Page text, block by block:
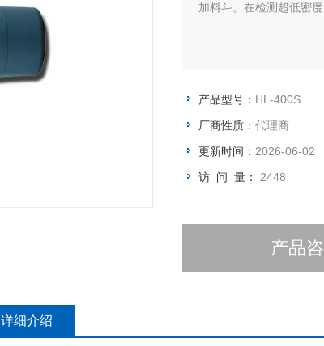
加料斗。在检测超低密
产品型号： HL-400S
厂商性质： 代理商
更新时间： 2026-06-02
访 问 量： 2448
产品
详细介绍